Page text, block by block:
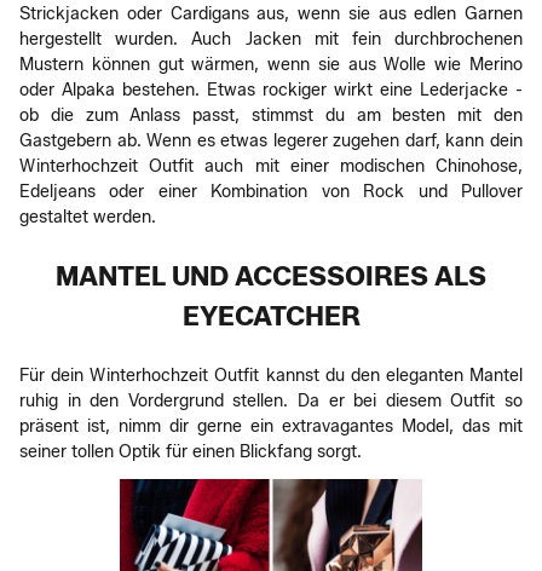
Strickjacken oder Cardigans aus, wenn sie aus edlen Garnen
hergestellt wurden. Auch Jacken mit fein durchbrochenen
Mustern können gut wärmen, wenn sie aus Wolle wie Merino
oder Alpaka bestehen. Etwas rockiger wirkt eine Lederjacke -
ob die zum Anlass passt, stimmst du am besten mit den
Gastgebern ab. Wenn es etwas legerer zugehen darf, kann dein
Winterhochzeit Outfit auch mit einer modischen Chinohose,
Edeljeans oder einer Kombination von Rock und Pullover
gestaltet werden.
MANTEL UND ACCESSOIRES ALS
EYECATCHER
Für dein Winterhochzeit Outfit kannst du den eleganten Mantel
ruhig in den Vordergrund stellen. Da er bei diesem Outfit so
präsent ist, nimm dir gerne ein extravagantes Model, das mit
seiner tollen Optik für einen Blickfang sorgt.